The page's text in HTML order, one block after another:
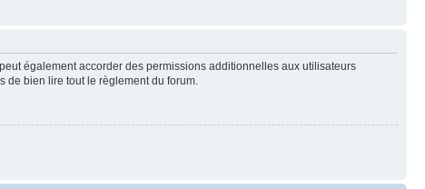
également accorder des permissions additionnelles aux utilisateurs
de bien lire tout le règlement du forum.